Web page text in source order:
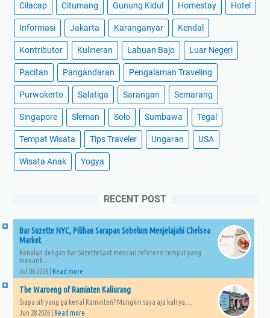
Cilacap Citumang Gunung Kidul Homestay Hotel
Informasi Jakarta Karanganyar Kendal
Kontributor Kulineran Labuan Bajo Luar Negeri
Pacitan Pangandaran Pengalaman Traveling
Purwokerto Salatiga Sarangan Semarang
Singapore Sleman Solo Sumbawa Tegal
Tempat Wisata Tips Traveler Ungaran USA
Wisata Anak Yogya
RECENT POST
Bar Suzette NYC, Pilihan Sarapan Sebelum Menjelajahi Chelsea
Market
Kenalan dengan Bar SuzetteSaat mencari referensi tempat yang
menarik...
Jul 06 2026 |
Read more
The Waroeng of Raminten Kaliurang
Siapa sih yang ga kenal Raminten? Mungkin saya aja kali ya,...
Jun 28 2026 | Read more